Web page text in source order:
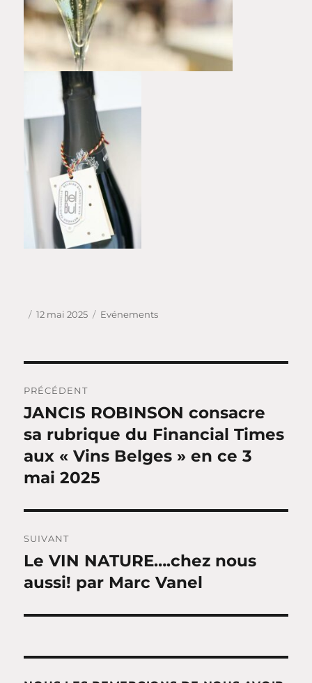
Auteur
Publié
12 mai 2025 Catégories
Evénements
de
l’article
PRÉCÉDENT
Article
précédent :
JANCIS ROBINSON consacre
sa rubrique du Financial Times
aux « Vins Belges » en ce 3
mai 2025
SUIVANT
Article
suivant :
Le VIN NATURE….chez nous
aussi! par Marc Vanel